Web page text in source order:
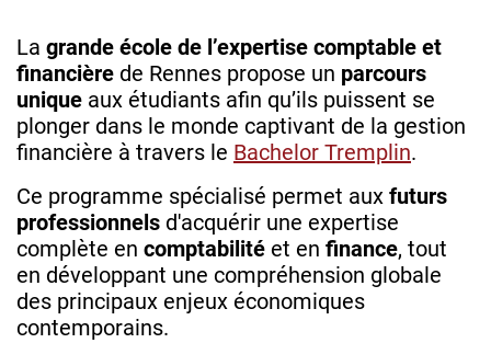
La grande école de l’expertise comptable et
financière de Rennes propose un parcours
unique aux étudiants afin qu’ils puissent se
plonger dans le monde captivant de la gestion
financière à travers le Bachelor Tremplin.
Ce programme spécialisé permet aux futurs
professionnels d'acquérir une expertise
complète en comptabilité et en finance, tout
en développant une compréhension globale
des principaux enjeux économiques
contemporains.